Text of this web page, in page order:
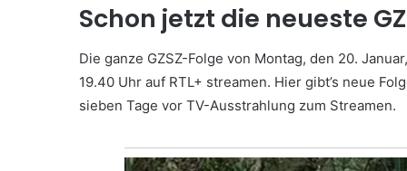
Schon jetzt die neueste
Die ganze GZSZ-Folge von Montag, den 20.
19.40 Uhr auf RTL+ streamen. Hier gibt’s neue
sieben Tage vor TV-Ausstrahlung zum Streamen.